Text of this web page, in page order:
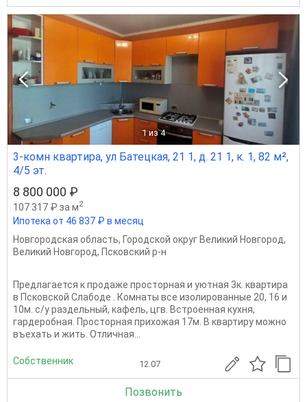
1 из 4
3-комн квартира, ул Батецкая, 21 1, д. 21 1, к. 1, 82 м²,
4/5 эт.
8 800 000 ₽
107 317 ₽ за м2
Ипотека от 46 837 ₽ в месяц
Новгородская область, Городской округ Великий Новгород,
Великий Новгород, Псковский р-н
Предлагается к продаже просторная и уютная 3к. квартира
в Псковской Слабоде . Комнаты все изолированные 20, 16 и
10м. с/у раздельный, кафель, цгв. Встроенная кухня,
гардеробная. Просторная прихожая 17м. В квартиру можно
въехать и жить. Отличная...
Собственник 12.07
Позвонить